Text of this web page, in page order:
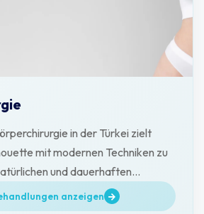
in der Türkei zielt
mit modernen Techniken zu
und dauerhaften
anzeigen